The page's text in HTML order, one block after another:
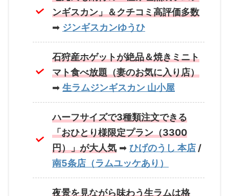
ンギスカン」＆クチコミ高評価多数
➡ ジンギスカンゆうひ
石狩産ホゲットが絶品＆焼きミニト
マト食べ放題（妻のお気に入り店）
➡ 生ラムジンギスカン 山小屋
ハーフサイズで3種類注文できる
「おひとり様限定プラン（3300
円）」が大人気 ➡ ひげのうし 本店 /
南5条店（ラムユッケあり）
夜景を見ながら味わう生ラムは格